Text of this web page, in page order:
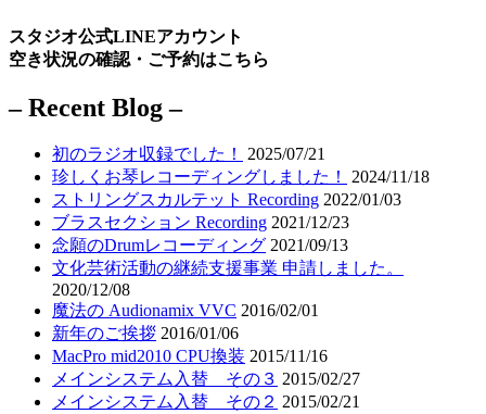
スタジオ公式LINEアカウント
空き状況の確認・ご予約はこちら
– Recent Blog –
初のラジオ収録でした！
2025/07/21
珍しくお琴レコーディングしました！
2024/11/18
ストリングスカルテット Recording 2022/01/03
ブラスセクション Recording 2021/12/23
念願のDrumレコーディング 2021/09/13
文化芸術活動の継続支援事業 申請しました。
2020/12/08
魔法の Audionamix VVC 2016/02/01
新年のご挨拶 2016/01/06
MacPro mid2010 CPU換装 2015/11/16
メインシステム入替 その３ 2015/02/27
メインシステム入替 その２ 2015/02/21